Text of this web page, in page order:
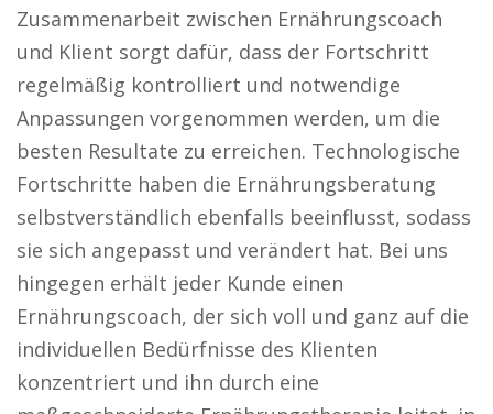
Zusammenarbeit zwischen Ernährungscoach
und Klient sorgt dafür, dass der Fortschritt
regelmäßig kontrolliert und notwendige
Anpassungen vorgenommen werden, um die
besten Resultate zu erreichen. Technologische
Fortschritte haben die Ernährungsberatung
selbstverständlich ebenfalls beeinflusst, sodass
sie sich angepasst und verändert hat. Bei uns
hingegen erhält jeder Kunde einen
Ernährungscoach, der sich voll und ganz auf die
individuellen Bedürfnisse des Klienten
konzentriert und ihn durch eine